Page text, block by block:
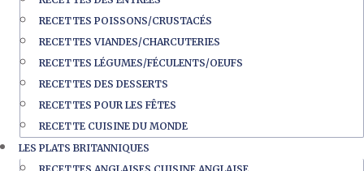
RECETTES POISSONS/CRUSTACÉS
RECETTES VIANDES/CHARCUTERIES
RECETTES LÉGUMES/FÉCULENTS/OEUFS
RECETTES DES DESSERTS
RECETTES POUR LES FÊTES
RECETTE CUISINE DU MONDE
LES PLATS BRITANNIQUES